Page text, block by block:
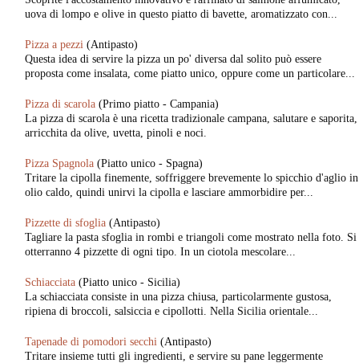
uova di lompo e olive in questo piatto di bavette, aromatizzato con...
Pizza a pezzi (Antipasto)
Questa idea di servire la pizza un po' diversa dal solito può essere
proposta come insalata, come piatto unico, oppure come un particolare...
Pizza di scarola (Primo piatto - Campania)
La pizza di scarola è una ricetta tradizionale campana, salutare e saporita,
arricchita da olive, uvetta, pinoli e noci.
Pizza Spagnola (Piatto unico - Spagna)
Tritare la cipolla finemente, soffriggere brevemente lo spicchio d'aglio in
olio caldo, quindi unirvi la cipolla e lasciare ammorbidire per...
Pizzette di sfoglia (Antipasto)
Tagliare la pasta sfoglia in rombi e triangoli come mostrato nella foto. Si
otterranno 4 pizzette di ogni tipo. In un ciotola mescolare...
Schiacciata (Piatto unico - Sicilia)
La schiacciata consiste in una pizza chiusa, particolarmente gustosa,
ripiena di broccoli, salsiccia e cipollotti. Nella Sicilia orientale...
Tapenade di pomodori secchi (Antipasto)
Tritare insieme tutti gli ingredienti, e servire su pane leggermente